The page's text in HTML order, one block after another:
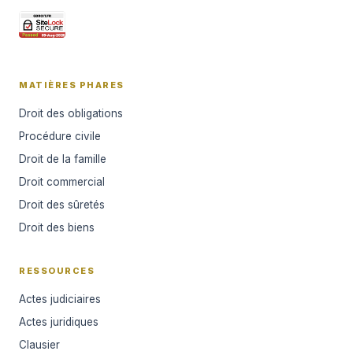
MATIÈRES PHARES
Droit des obligations
Procédure civile
Droit de la famille
Droit commercial
Droit des sûretés
Droit des biens
RESSOURCES
Actes judiciaires
Actes juridiques
Clausier